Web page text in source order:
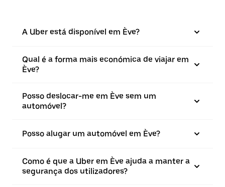
A Uber está disponível em Ève?
Qual é a forma mais económica de viajar em
Ève?
Posso deslocar-me em Ève sem um
automóvel?
Posso alugar um automóvel em Ève?
Como é que a Uber em Ève ajuda a manter a
segurança dos utilizadores?